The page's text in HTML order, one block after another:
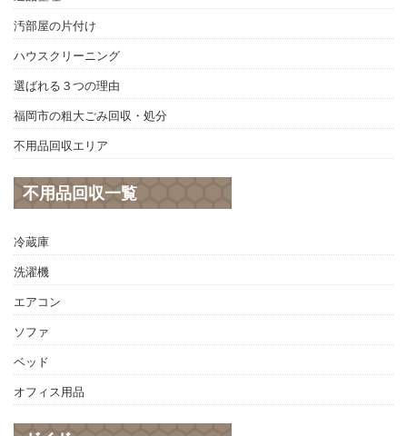
汚部屋の片付け
ハウスクリーニング
選ばれる３つの理由
福岡市の粗大ごみ回収・処分
不用品回収エリア
不用品回収一覧
冷蔵庫
洗濯機
エアコン
ソファ
ベッド
オフィス用品